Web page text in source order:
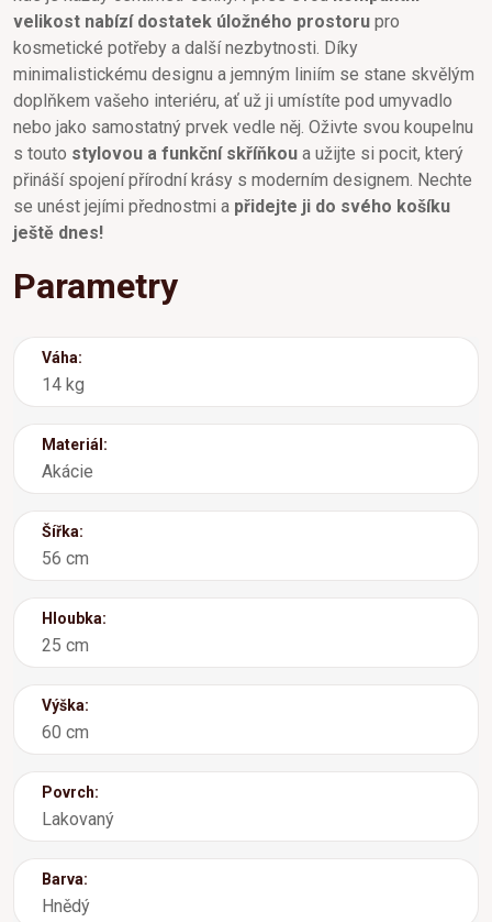
velikost nabízí dostatek úložného prostoru pro
kosmetické potřeby a další nezbytnosti. Díky
minimalistickému designu a jemným liniím se stane skvělým
doplňkem vašeho interiéru, ať už ji umístíte pod umyvadlo
nebo jako samostatný prvek vedle něj. Oživte svou koupelnu
s touto stylovou a funkční skříňkou a užijte si pocit, který
přináší spojení přírodní krásy s moderním designem. Nechte
se unést jejími přednostmi a přidejte ji do svého košíku
ještě dnes!
Parametry
Váha:
14 kg
Materiál:
Akácie
Šířka:
56 cm
Hloubka:
25 cm
Výška:
60 cm
Povrch:
Lakovaný
Barva:
Hnědý